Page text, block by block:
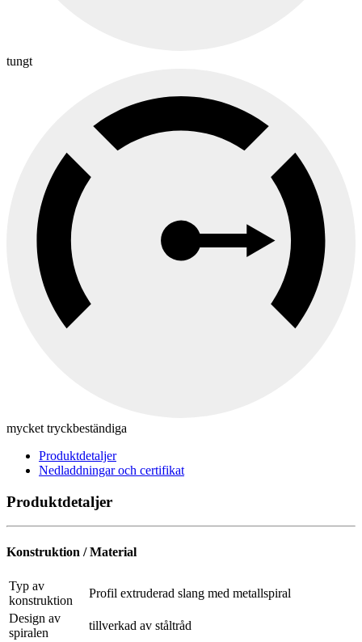
tungt
mycket tryckbeständiga
Produktdetaljer
Nedladdningar och certifikat
Produktdetaljer
Konstruktion / Material
Typ av
konstruktion
Profil extruderad slang med metallspiral
Design av
spiralen
tillverkad av ståltråd